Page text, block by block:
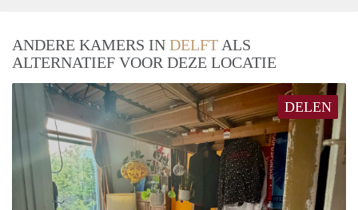
ANDERE KAMERS IN DELFT ALS
ALTERNATIEF VOOR DEZE LOCATIE
DELEN